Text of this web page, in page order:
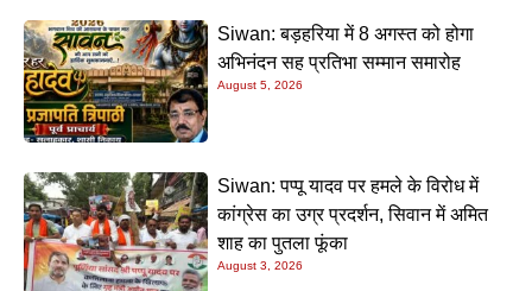
Siwan: बड़हरिया में 8 अगस्त को होगा
अभिनंदन सह प्रतिभा सम्मान समारोह
August 5, 2026
Siwan: पप्पू यादव पर हमले के विरोध में
कांग्रेस का उग्र प्रदर्शन, सिवान में अमित
शाह का पुतला फूंका
August 3, 2026